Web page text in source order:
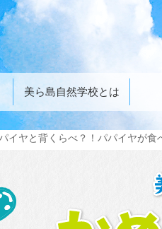
美ら島自然学校とは
イヤと背くらべ？！パパイヤが食